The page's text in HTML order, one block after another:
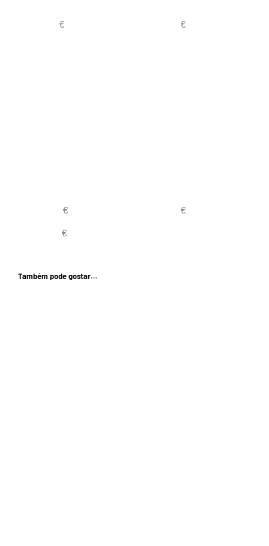
Também pode gostar…